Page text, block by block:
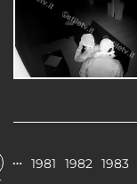
… 1981 1982 1983